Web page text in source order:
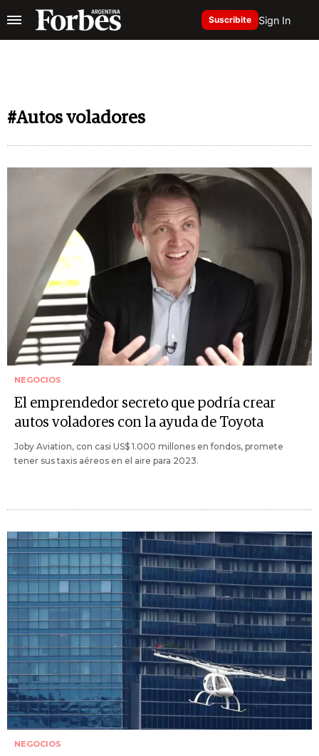
Suscribite Sign In
#Autos voladores
NEGOCIOS
El emprendedor secreto que podría crear
autos voladores con la ayuda de Toyota
Joby Aviation, con casi US$ 1.000 millones en fondos, promete
tener sus taxis aéreos en el aire para 2023.
NEGOCIOS